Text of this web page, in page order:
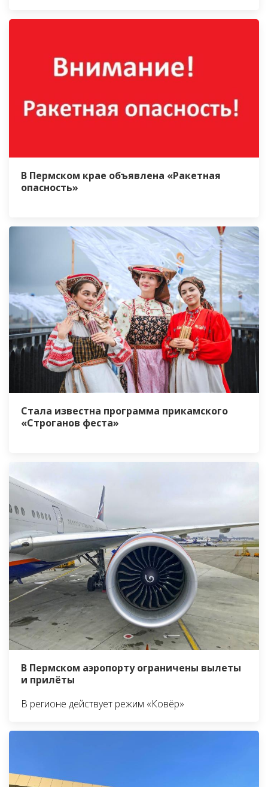
В Пермском крае объявлена «Ракетная
опасность»
Стала известна программа прикамского
«Строганов феста»
В Пермском аэропорту ограничены вылеты
и прилёты
В регионе действует режим «Ковёр»